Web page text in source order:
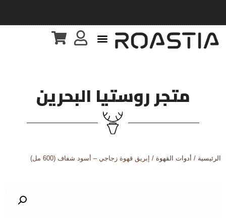
متجر روستيا البحرين
الرئيسية / أدوات القهوة / إبريق قهوة زجاجي – أسود شفاف (600 مل)